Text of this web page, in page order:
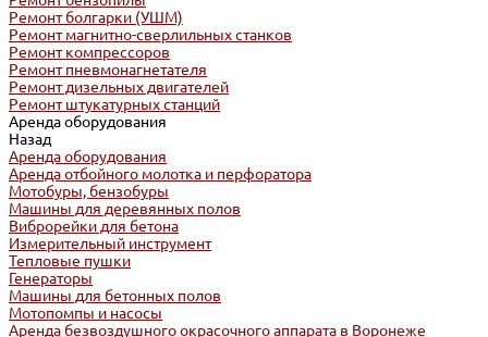
Ремонт болгарки (УШМ)
Ремонт магнитно-сверлильных станков
Ремонт компрессоров
Ремонт пневмонагнетателя
Ремонт дизельных двигателей
Ремонт штукатурных станций
Аренда оборудования
Назад
Аренда оборудования
Аренда отбойного молотка и перфоратора
Мотобуры, бензобуры
Машины для деревянных полов
Виброрейки для бетона
Измерительный инструмент
Тепловые пушки
Генераторы
Машины для бетонных полов
Мотопомпы и насосы
Аренда безвоздушного окрасочного аппарата в Воронеже